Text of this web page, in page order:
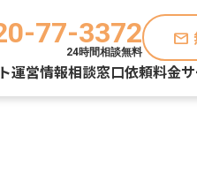
77-3372
24時間相談無料
mail
運営情報相談窓口依頼料金